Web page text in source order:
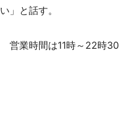
い」と話す。
営業時間は11時～22時30